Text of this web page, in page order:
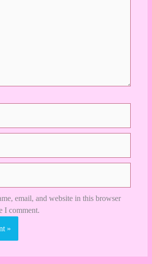
email, and website in this browser
I comment.